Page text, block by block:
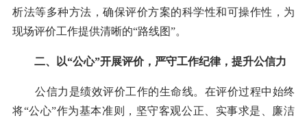
析法等多种方法，确保评价方案的科学性和可操作性，为
现场评价工作提供清晰的“路线图”。
二、以“公心”开展评价，严守工作纪律，提升公信力
公信力是绩效评价工作的生命线。在评价过程中始终
将“公心”作为基本准则，坚守客观公正、实事求是、廉洁